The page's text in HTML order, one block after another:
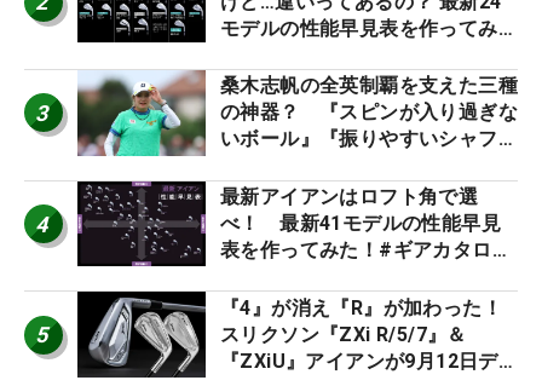
モデルの性能早見表を作ってみ
3
桑木志帆の全英制覇を支えた三種
の神器？ 『スピンが入り過ぎな
いボール』『振りやすいシャフ
ー』 #女子プロセッティング
4
最新アイアンはロフト角で選
べ！ 最新41モデルの性能早見
表を作ってみた！#ギアカタログ
5
『4』が消え『R』が加わった！
スリクソン『ZXi R/5/7』＆
『ZXiU』アイアンが9月12日デ